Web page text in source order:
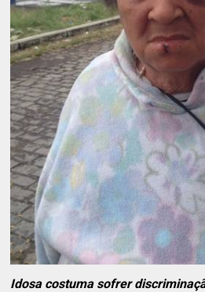
Idosa costuma sofrer